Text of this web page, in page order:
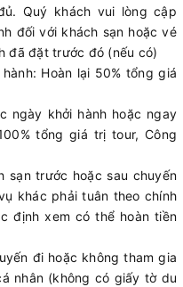
Quý khách vui lòng cập
đối với khách sạn hoặc vé
đã đặt trước đó (nếu có)
Hoàn lại 50% tổng giá
ngày khởi hành hoặc ngay
tổng giá trị tour, Công
sạn trước hoặc sau chuyến
khác phải tuân theo chính
định xem có thể hoàn tiền
đi hoặc không tham gia
nhân (không có giấy tờ du